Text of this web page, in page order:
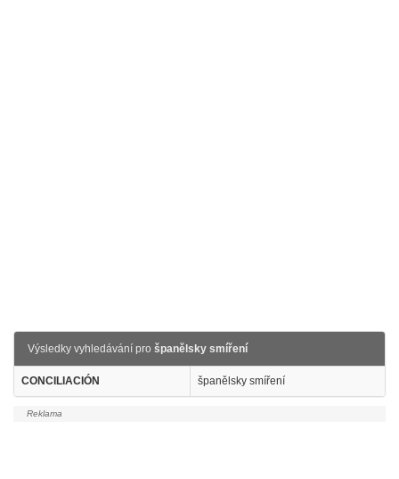
Výsledky vyhledávání pro španělsky smíření
CONCILIACIÓN španělsky smíření